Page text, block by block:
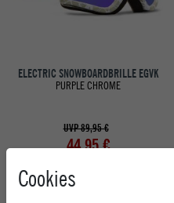
ELECTRIC SNOWBOARDBRILLE EGVK
PURPLE CHROME
UVP 89,95 €
44,95 €
Cookies